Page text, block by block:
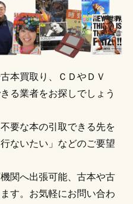
本買取り、ＣＤやＤＶ
る業者をお探しでしょう
要な本の引取できる先を
ないたい」などのご要望
関へ出張可能、古本や古
す。お気軽にお問い合わ